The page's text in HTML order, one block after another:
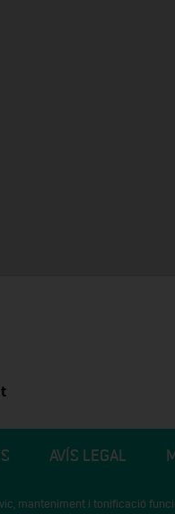
AVÍS LEGAL
manteniment i tonificació